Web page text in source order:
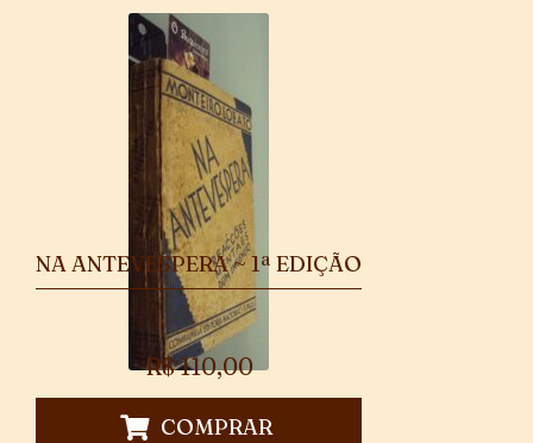
NA ANTEVESPERA ~ 1ª EDIÇÃO
R$110,00
COMPRAR